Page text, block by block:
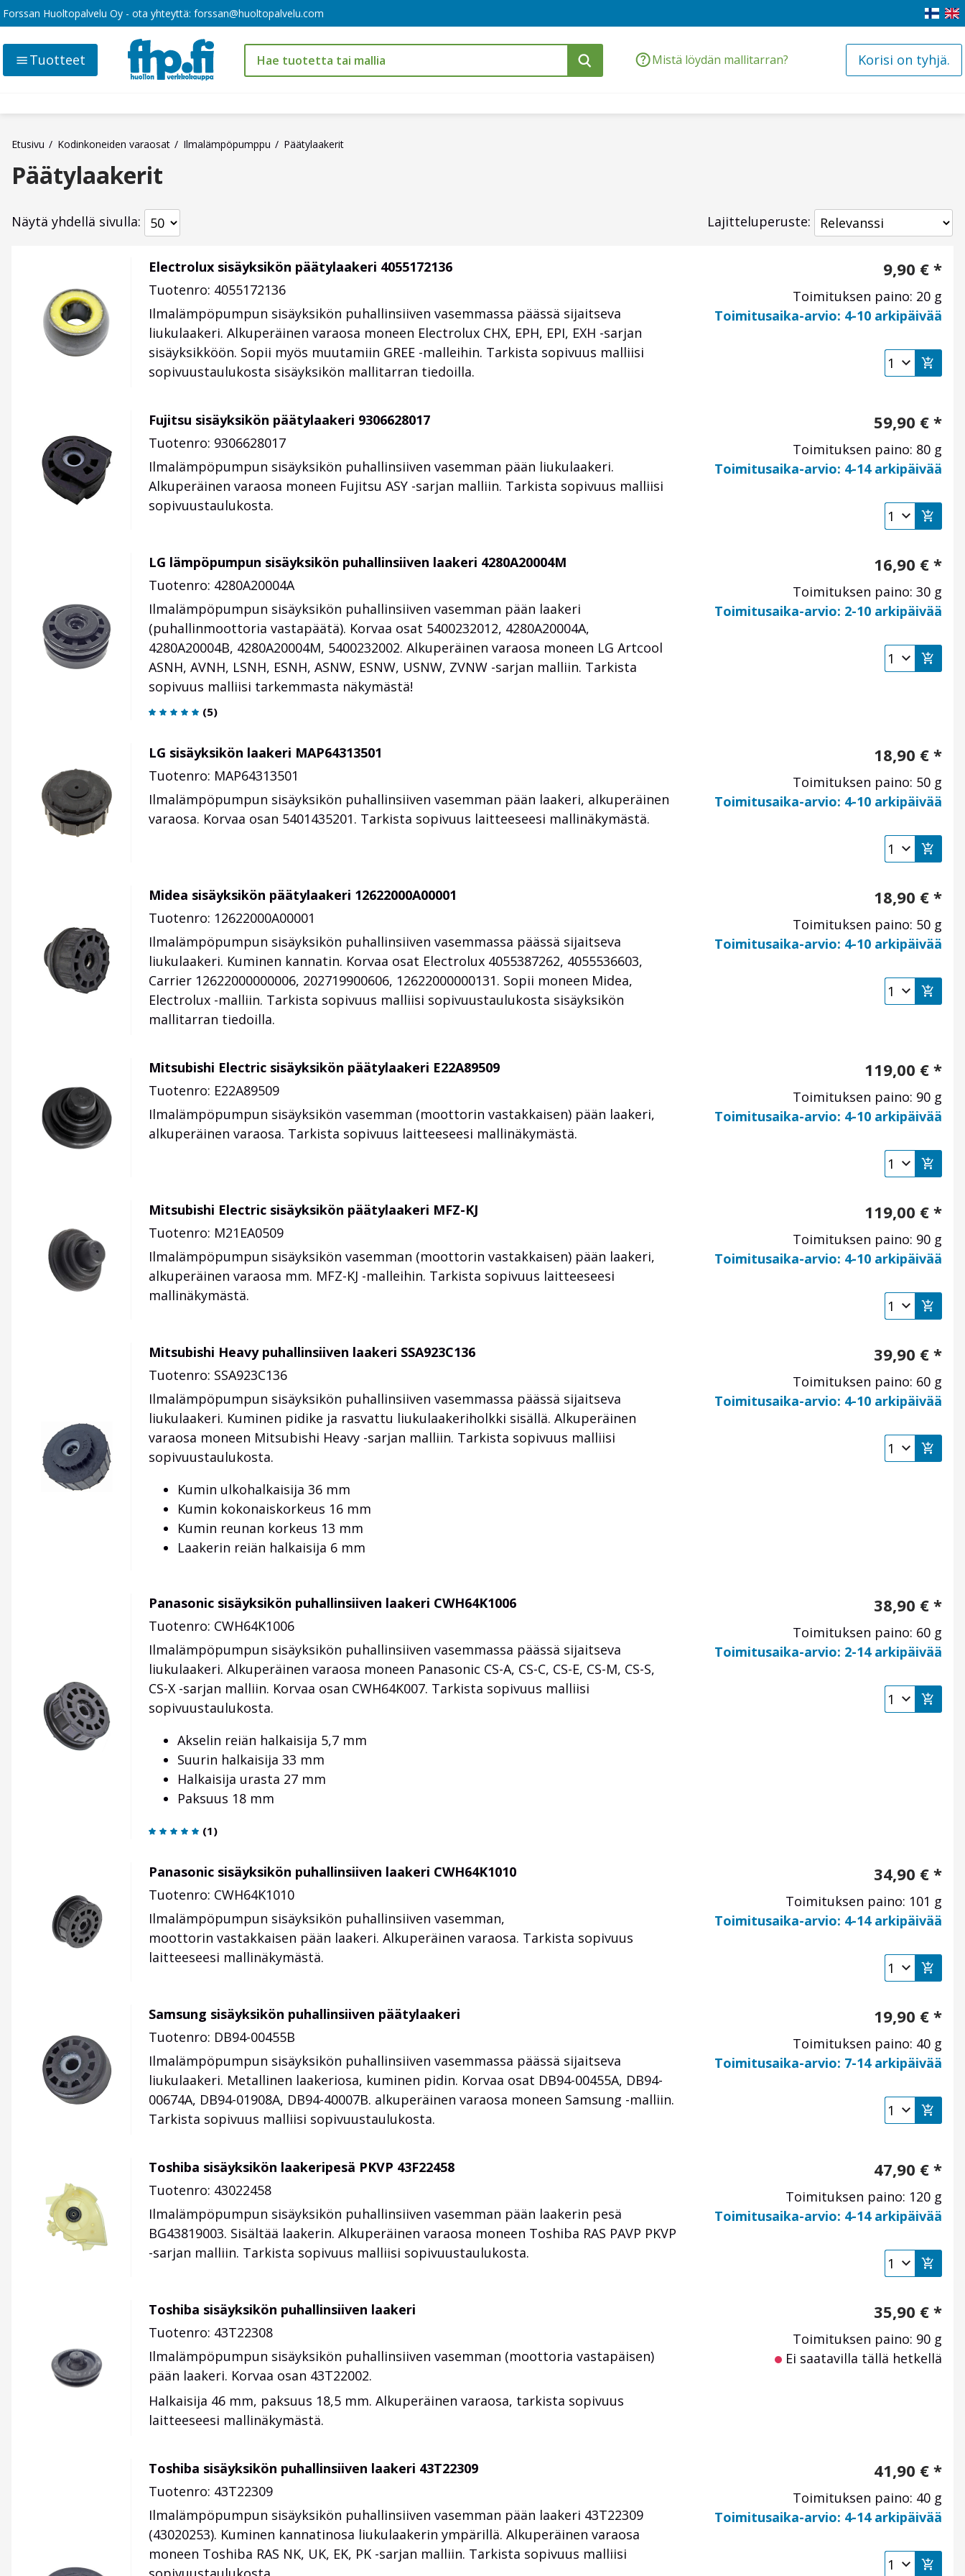
Forssan Huoltopalvelu Oy - ota yhteyttä: forssan@huoltopalvelu.com
Mistä löydän mallitarran? Korisi on tyhjä.
Tuotteet
Etusivu Kodinkoneiden varaosat Ilmalämpöpumppu Päätylaakerit
Päätylaakerit
Näytä yhdellä sivulla Lajitteluperuste:
Electrolux sisäyksikön päätylaakeri 4055172136
Tuotenro: 4055172136
Ilmalämpöpumpun sisäyksikön puhallinsiiven vasemmassa päässä sijaitseva
liukulaakeri. Alkuperäinen varaosa moneen Electrolux CHX, EPH, EPI, EXH -sarjan
sisäyksikköön. Sopii myös muutamiin GREE -malleihin. Tarkista sopivuus malliisi
sopivuustaulukosta sisäyksikön mallitarran tiedoilla.
9,90 € *
Toimituksen paino: 20 g
Toimitusaika-arvio: 4-10 arkipäivää
Fujitsu sisäyksikön päätylaakeri 9306628017
Tuotenro: 9306628017
Ilmalämpöpumpun sisäyksikön puhallinsiiven vasemman pään liukulaakeri.
Alkuperäinen varaosa moneen Fujitsu ASY -sarjan malliin. Tarkista sopivuus malliisi
sopivuustaulukosta.
59,90 € *
Toimituksen paino: 80 g
Toimitusaika-arvio: 4-14 arkipäivää
LG lämpöpumpun sisäyksikön puhallinsiiven laakeri 4280A20004M
Tuotenro: 4280A20004A
Ilmalämpöpumpun sisäyksikön puhallinsiiven vasemman pään laakeri
(puhallinmoottoria vastapäätä). Korvaa osat 5400232012, 4280A20004A,
4280A20004B, 4280A20004M, 5400232002. Alkuperäinen varaosa moneen LG Artcool
ASNH, AVNH, LSNH, ESNH, ASNW, ESNW, USNW, ZVNW -sarjan malliin. Tarkista
sopivuus malliisi tarkemmasta näkymästä!
(5)
16,90 € *
Toimituksen paino: 30 g
Toimitusaika-arvio: 2-10 arkipäivää
LG sisäyksikön laakeri MAP64313501
Tuotenro: MAP64313501
Ilmalämpöpumpun sisäyksikön puhallinsiiven vasemman pään laakeri, alkuperäinen
varaosa. Korvaa osan 5401435201. Tarkista sopivuus laitteeseesi mallinäkymästä.
18,90 € *
Toimituksen paino: 50 g
Toimitusaika-arvio: 4-10 arkipäivää
Midea sisäyksikön päätylaakeri 12622000A00001
Tuotenro: 12622000A00001
Ilmalämpöpumpun sisäyksikön puhallinsiiven vasemmassa päässä sijaitseva
liukulaakeri. Kuminen kannatin. Korvaa osat Electrolux 4055387262, 4055536603,
Carrier 12622000000006, 202719900606, 12622000000131. Sopii moneen Midea,
Electrolux -malliin. Tarkista sopivuus malliisi sopivuustaulukosta sisäyksikön
mallitarran tiedoilla.
18,90 € *
Toimituksen paino: 50 g
Toimitusaika-arvio: 4-10 arkipäivää
Mitsubishi Electric sisäyksikön päätylaakeri E22A89509
Tuotenro: E22A89509
Ilmalämpöpumpun sisäyksikön vasemman (moottorin vastakkaisen) pään laakeri,
alkuperäinen varaosa. Tarkista sopivuus laitteeseesi mallinäkymästä.
119,00 € *
Toimituksen paino: 90 g
Toimitusaika-arvio: 4-10 arkipäivää
Mitsubishi Electric sisäyksikön päätylaakeri MFZ-KJ
Tuotenro: M21EA0509
Ilmalämpöpumpun sisäyksikön vasemman (moottorin vastakkaisen) pään laakeri,
alkuperäinen varaosa mm. MFZ-KJ -malleihin. Tarkista sopivuus laitteeseesi
mallinäkymästä.
119,00 € *
Toimituksen paino: 90 g
Toimitusaika-arvio: 4-10 arkipäivää
Mitsubishi Heavy puhallinsiiven laakeri SSA923C136
Tuotenro: SSA923C136
Ilmalämpöpumpun sisäyksikön puhallinsiiven vasemmassa päässä sijaitseva
liukulaakeri. Kuminen pidike ja rasvattu liukulaakeriholkki sisällä. Alkuperäinen
varaosa moneen Mitsubishi Heavy -sarjan malliin. Tarkista sopivuus malliisi
sopivuustaulukosta.
Kumin ulkohalkaisija 36 mm
Kumin kokonaiskorkeus 16 mm
Kumin reunan korkeus 13 mm
Laakerin reiän halkaisija 6 mm
39,90 € *
Toimituksen paino: 60 g
Toimitusaika-arvio: 4-10 arkipäivää
Panasonic sisäyksikön puhallinsiiven laakeri CWH64K1006
Tuotenro: CWH64K1006
Ilmalämpöpumpun sisäyksikön puhallinsiiven vasemmassa päässä sijaitseva
liukulaakeri. Alkuperäinen varaosa moneen Panasonic CS-A, CS-C, CS-E, CS-M, CS-S,
CS-X -sarjan malliin. Korvaa osan CWH64K007. Tarkista sopivuus malliisi
sopivuustaulukosta.
Akselin reiän halkaisija 5,7 mm
Suurin halkaisija 33 mm
Halkaisija urasta 27 mm
Paksuus 18 mm
(1)
38,90 € *
Toimituksen paino: 60 g
Toimitusaika-arvio: 2-14 arkipäivää
Panasonic sisäyksikön puhallinsiiven laakeri CWH64K1010
Tuotenro: CWH64K1010
Ilmalämpöpumpun sisäyksikön puhallinsiiven vasemman,
moottorin vastakkaisen pään laakeri. Alkuperäinen varaosa. Tarkista sopivuus
laitteeseesi mallinäkymästä.
34,90 € *
Toimituksen paino: 101 g
Toimitusaika-arvio: 4-14 arkipäivää
Samsung sisäyksikön puhallinsiiven päätylaakeri
Tuotenro: DB94-00455B
Ilmalämpöpumpun sisäyksikön puhallinsiiven vasemmassa päässä sijaitseva
liukulaakeri. Metallinen laakeriosa, kuminen pidin. Korvaa osat DB94-00455A, DB94-
00674A, DB94-01908A, DB94-40007B. alkuperäinen varaosa moneen Samsung -malliin.
Tarkista sopivuus malliisi sopivuustaulukosta.
19,90 € *
Toimituksen paino: 40 g
Toimitusaika-arvio: 7-14 arkipäivää
Toshiba sisäyksikön laakeripesä PKVP 43F22458
Tuotenro: 43022458
Ilmalämpöpumpun sisäyksikön puhallinsiiven vasemman pään laakerin pesä
BG43819003. Sisältää laakerin. Alkuperäinen varaosa moneen Toshiba RAS PAVP PKVP
-sarjan malliin. Tarkista sopivuus malliisi sopivuustaulukosta.
47,90 € *
Toimituksen paino: 120 g
Toimitusaika-arvio: 4-14 arkipäivää
Toshiba sisäyksikön puhallinsiiven laakeri
Tuotenro: 43T22308
Ilmalämpöpumpun sisäyksikön puhallinsiiven vasemman (moottoria vastapäisen)
pään laakeri. Korvaa osan 43T22002.
Halkaisija 46 mm, paksuus 18,5 mm. Alkuperäinen varaosa, tarkista sopivuus
laitteeseesi mallinäkymästä.
35,90 € *
Toimituksen paino: 90 g
Ei saatavilla tällä hetkellä
Toshiba sisäyksikön puhallinsiiven laakeri 43T22309
Tuotenro: 43T22309
Ilmalämpöpumpun sisäyksikön puhallinsiiven vasemman pään laakeri 43T22309
(43020253). Kuminen kannatinosa liukulaakerin ympärillä. Alkuperäinen varaosa
moneen Toshiba RAS NK, UK, EK, PK -sarjan malliin. Tarkista sopivuus malliisi
41,90 € *
Toimituksen paino: 40 g
Toimitusaika-arvio: 4-14 arkipäivää